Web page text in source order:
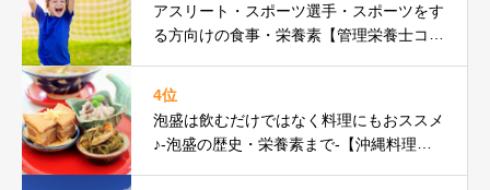
アスリート・スポーツ選手・スポーツをす
る方向けの食事・栄養素【管理栄養士コラ
4位
泡盛は飲むだけではなく料理にもおススメ
♪-泡盛の歴史・栄養素まで-【沖縄料理研